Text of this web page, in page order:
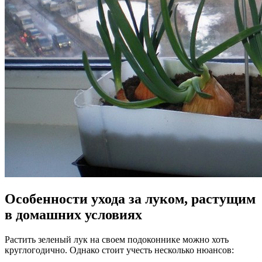
Особенности ухода за луком, растущим
в домашних условиях
Растить зеленый лук на своем подоконнике можно хоть
круглогодично. Однако стоит учесть несколько нюансов: